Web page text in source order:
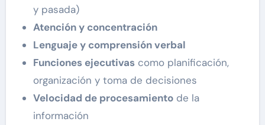
y pasada)
Atención y concentración
Lenguaje y comprensión verbal
Funciones ejecutivascomo planificación,
organización y toma de decisiones
Velocidad de procesamientode la
información